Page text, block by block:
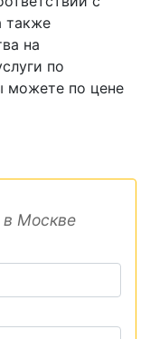
также
на
по
можете по цене
в Москве